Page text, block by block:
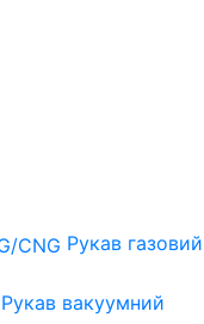
Рукав газовий
Рукав вакуумний